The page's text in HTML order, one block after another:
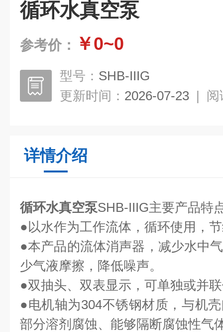
循环水真空泵
参考价： ￥0~0
型号： SHB-IIIG
更新时间： 2026-07-23 | 阅
详情介绍
循环水真空泵SHB-IIIG主要产品特
●以水作为工作流体，循环使用，
●本产品的流体消声器，减少水中
少气液摩擦，降低噪声。
●双抽头、双表显示，可单独或并
●电机轴为304不锈钢材质，与机
部分溶剂腐蚀、能够隔断腐蚀性气